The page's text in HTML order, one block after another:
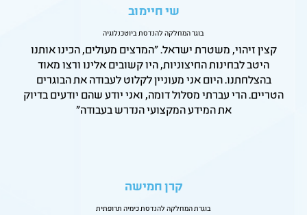
שי חיימוב
בוגר המחלקה להנדסת ביוטכנלוגיה
קצין זיהוי, משטרת ישראל. "המרצים מעולים, הכינו אותנו
היטב לבחינות החיצוניות, היו קשובים אלינו ורצו מאוד
בהצלחתנו. היום אני מעוניין לקלוט לעבודה את הבוגרים
הטריים. הרי עברתי מסלול דומה, ואני יודע שהם יודעים בדיוק
את המידע המקצועי הנדרש בעבודה"
קרן חמישה
בוגרת המחלקה להנדסת כימיה תרופתית